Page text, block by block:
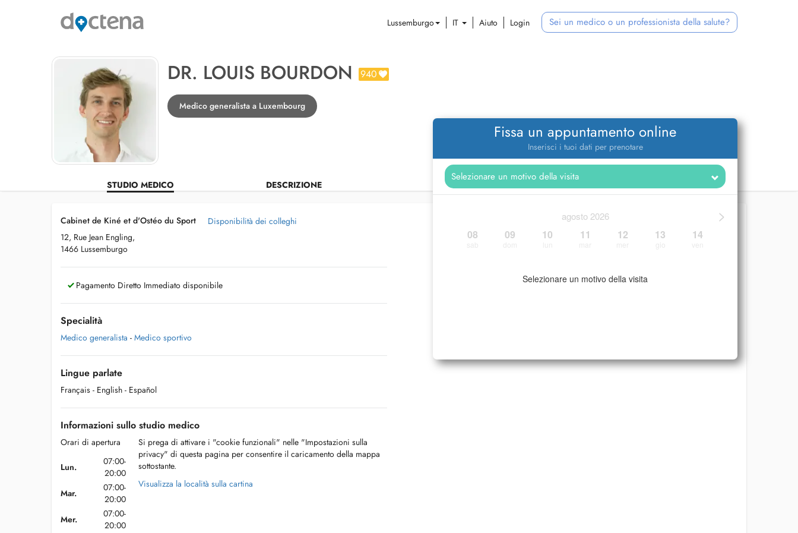
Lussemburgo IT Aiuto Login Sei un medico o un professionista della salute?
DR. LOUIS BOURDON 940
Medico generalista a Luxembourg
STUDIO MEDICO DESCRIZIONE
Fissa un appuntamento online
Inserisci i tuoi dati per prenotare
>
agosto 2026
08 09 10 11 12 13 14
Selezionare un motivo della visita
Cabinet de Kiné et d'Ostéo du Sport
12, Rue Jean Engling,
1466 Lussemburgo
Disponibilità dei colleghi
Pagamento Diretto Immediato disponibile
Specialità
Medico generalista - Medico sportivo
Lingue parlate
Français - English - Español
Informazioni sullo studio medico
Orari di apertura
Lun.
07:00-
20:00
Mar.
07:00-
20:00
Mer.
07:00-
20:00
Si prega di attivare i "cookie funzionali" nelle "Impostazioni sulla
privacy" di questa pagina per consentire il caricamento della mappa
sottostante.
Visualizza la località sulla cartina